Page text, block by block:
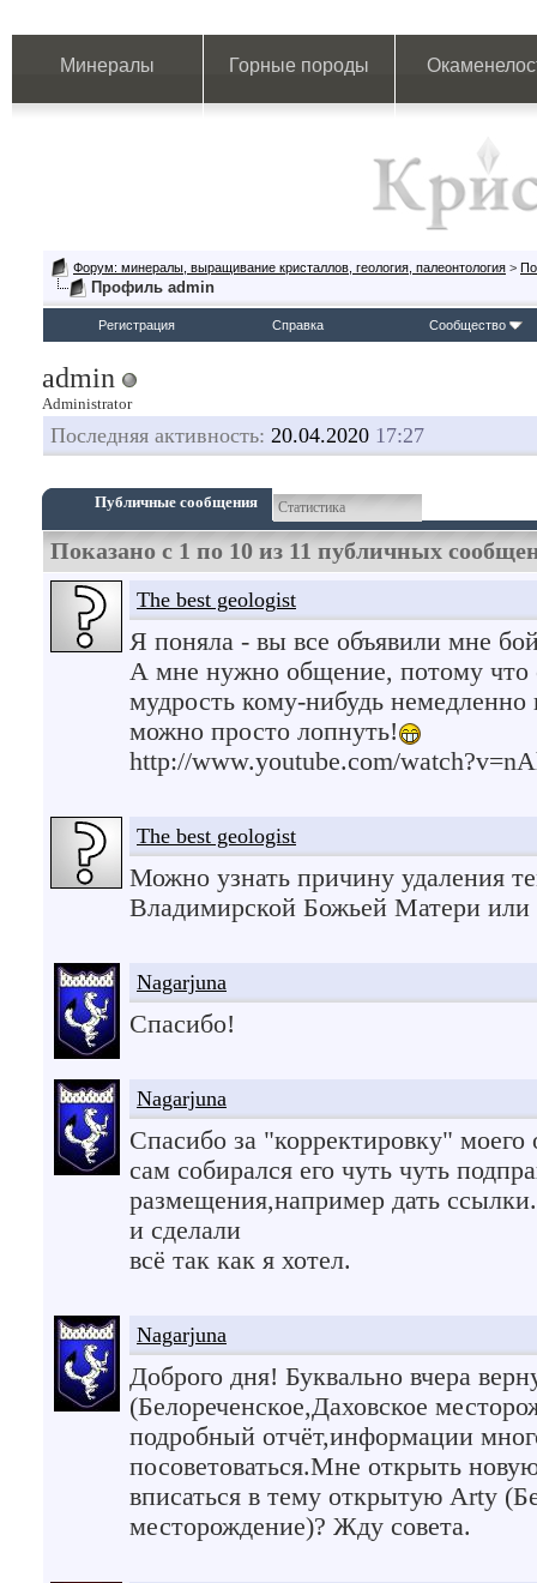
Минералы Горные породы
Форум: минералы, выращивание кристаллов, геология, палеонтология >
Профиль admin
Регистрация Справка Сообщество
admin
Administrator
Последняя активность: 20.04.2020 17:27
Публичные сообщения Статистика
Показано с 1 по 10 из 11 публичных
The best geologist
Я поняла - вы все объявили мне
А мне нужно общение, потому что
мудрость кому-нибудь
можно просто лопнуть!
http://www.youtube.com/
The best geologist
Можно узнать причину удаления
Владимирской Божьей Матери или
Nagarjuna
Спасибо!
Nagarjuna
Спасибо за "корректировку"
сам собирался его чуть чуть
размещения,например дать
и сделали
всё так как я хотел.
Nagarjuna
Доброго дня! Буквально вчера
(Белореченское,Даховское
подробный отчёт,информации
посоветоваться.Мне открыть
вписаться в тему открытую Arty
месторождение)? Жду совета.